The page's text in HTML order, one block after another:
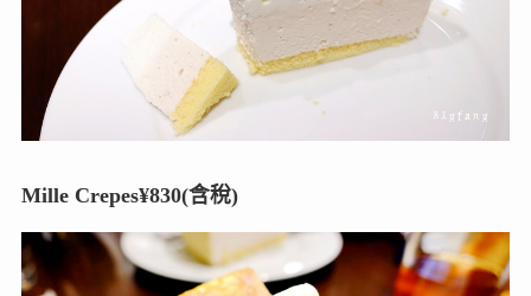
Mille Crepes¥830(含稅)